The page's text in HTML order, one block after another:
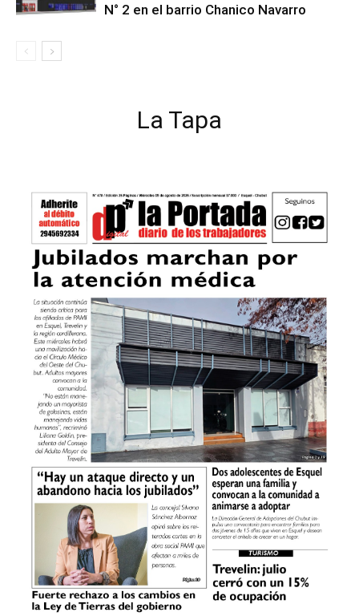
N° 2 en el barrio Chanico Navarro
La Tapa